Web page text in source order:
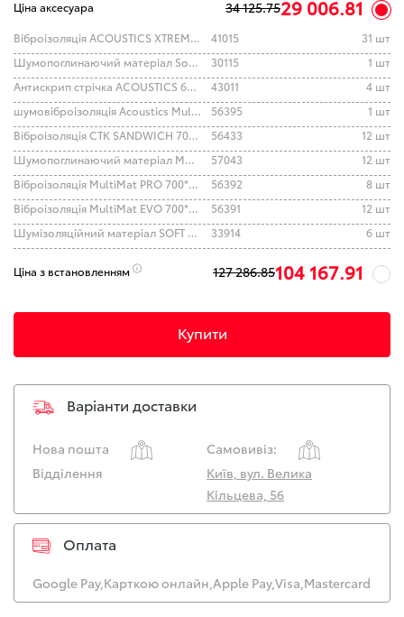
Ціна аксесуара 34 125.7529 006.81
Віброізоляція ACOUSTICS XTREME 700*500*2.0 41015
31 шт
Шумопоглинаючий матеріал SoundWave 15 500*1000
30115
1 шт
Антискрип стрічка ACOUSTICS 6000*20*2мм
43011
4 шт
шумовіброізоляція Acoustics MultiSoft 700*500*6
56395
1 шт
Віброізоляція СТК SANDWICH 700*500*5.0
56433
12 шт
Шумопоглинаючий матеріал MULTI WAVE 500*500 15 mm
57043
12 шт
Віброізоляція MultiMat PRO 700*500 5.5 mm
56392
8 шт
Віброізоляція MultiMat EVO 700*500 7.5 mm
56391
12 шт
Шумізоляційний матеріал SOFT VAR F6 (800*500)
33914 6 шт
Ціна з встановленням 127 286.85104 167.91
Купити
Варіанти доставки
Нова пошта
Самовивіз:
Відділення
Київ, вул. Велика
Кільцева, 56
Оплата
Google Pay,Карткою онлайн,Apple Pay,Visa,Mastercard